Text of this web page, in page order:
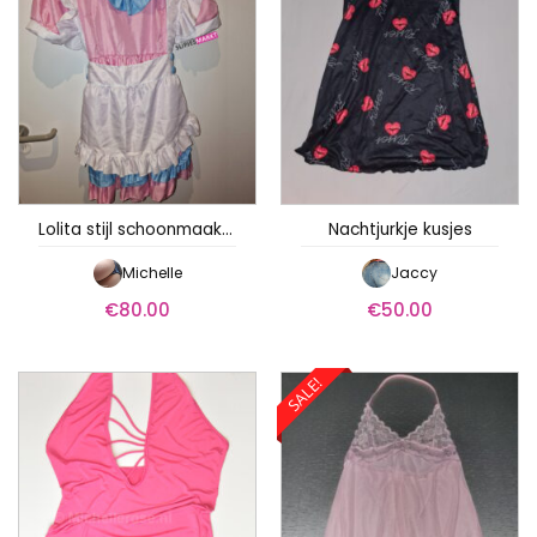
Lolita stijl schoonmaak jurkje
Michelle
€80.00
Nachtjurkje kusjes
Jaccy
€50.00
SALE!